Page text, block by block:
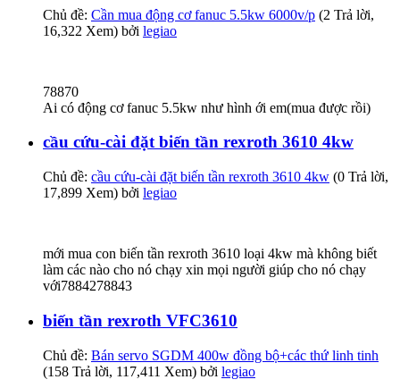
Chủ đề: Cần mua động cơ fanuc 5.5kw 6000v/p (2 Trả lời,
16,322 Xem) bởi legiao
78870
Ai có động cơ fanuc 5.5kw như hình ới em(mua được rồi)
cầu cứu-cài đặt biến tần rexroth 3610 4kw
Chủ đề: cầu cứu-cài đặt biến tần rexroth 3610 4kw (0 Trả lời,
17,899 Xem) bởi legiao
mới mua con biến tần rexroth 3610 loại 4kw mà không biết
làm các nào cho nó chạy xin mọi người giúp cho nó chạy
với7884278843
biến tần rexroth VFC3610
Chủ đề: Bán servo SGDM 400w đồng bộ+các thứ linh tinh
(158 Trả lời, 117,411 Xem) bởi legiao